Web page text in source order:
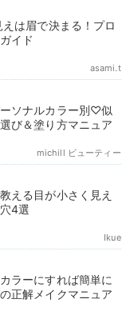
は眉で決まる！プロ
イド
asami.t
ソナルカラー別♡似
び＆塗り方マニュア
michill ビューティー
える目が小さく見え
4選
Ikue
ラーにすれば簡単に
正解メイクマニュア